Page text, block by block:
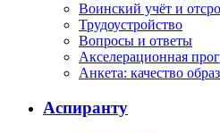
Воинский учёт и
Трудоустройство
Вопросы и ответы
Акселерационная
Анкета: качество
Аспиранту